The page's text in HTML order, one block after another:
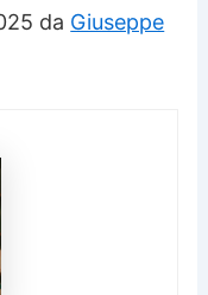
da Giuseppe